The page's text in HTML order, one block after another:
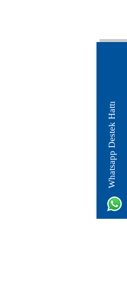
Whatsapp Destek Hattı